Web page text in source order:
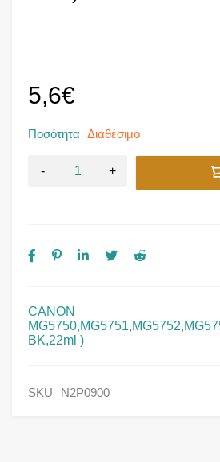
CANON
BK,22ml )
5,6€
Ποσότητα Διαθέσιμο
SKU N2P0900